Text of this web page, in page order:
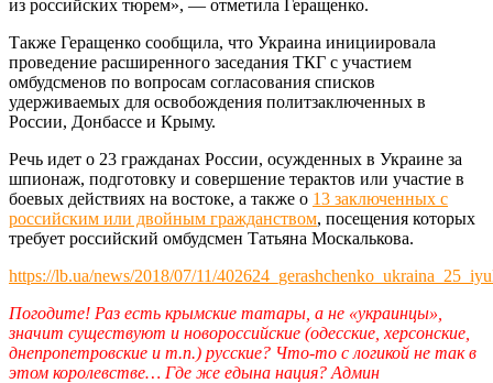
из российских тюрем», — отметила Геращенко.
Также Геращенко сообщила, что Украина инициировала
проведение расширенного заседания ТКГ с участием
омбудсменов по вопросам согласования списков
удерживаемых для освобождения политзаключенных в
России, Донбассе и Крыму.
Речь идет о 23 гражданах России, осужденных в Украине за
шпионаж, подготовку и совершение терактов или участие в
боевых действиях на востоке, а также о 13 заключенных с
российским или двойным гражданством, посещения которых
требует российский омбудсмен Татьяна Москалькова.
https://lb.ua/news/2018/07/11/
Погодите! Раз есть крымские татары, а не «украинцы»,
значит существуют и новороссийские (одесские, херсонские,
днепропетровские и т.п.) русские? Что-то с логикой не так в
этом королевстве… Где же едына нация? Админ